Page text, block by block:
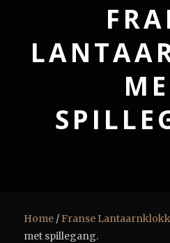
Home / Franse
met spillegang.